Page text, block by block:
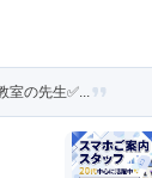
室の先生✅️...